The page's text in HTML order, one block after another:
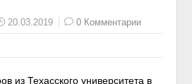
20.03.2019 0 Комментарии
из Техасского университета в